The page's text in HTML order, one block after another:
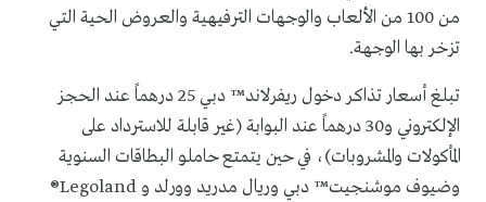
من 100 من الألعاب والوجهات الترفيهية والعروض الحية التي
تزخر بها الوجهة.
تبلغ أسعار تذاكر دخول ريفرلاند™ دبي 25 درهماً عند الحجز
الإلكتروني و30 درهماً عند البوابة (غير قابلة للاسترداد على
المأكولات والمشروبات)، في حين يتمتع حاملو البطاقات السنوية
وضيوف موشنجيت™ دبي وريال مدريد وورلد و Legoland®